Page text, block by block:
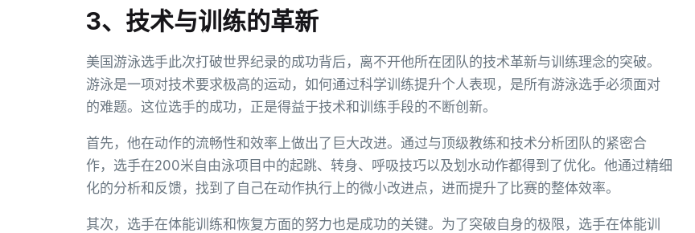
3、技术与训练的革新
美国游泳选手此次打破世界纪录的成功背后，离不开他所在团队的技术革新与训练理念的突破。
游泳是一项对技术要求极高的运动，如何通过科学训练提升个人表现，是所有游泳选手必须面对
的难题。这位选手的成功，正是得益于技术和训练手段的不断创新。
首先，他在动作的流畅性和效率上做出了巨大改进。通过与顶级教练和技术分析团队的紧密合
作，选手在200米自由泳项目中的起跳、转身、呼吸技巧以及划水动作都得到了优化。他通过精细
化的分析和反馈，找到了自己在动作执行上的微小改进点，进而提升了比赛的整体效率。
其次，选手在体能训练和恢复方面的努力也是成功的关键。为了突破自身的极限，选手在体能训